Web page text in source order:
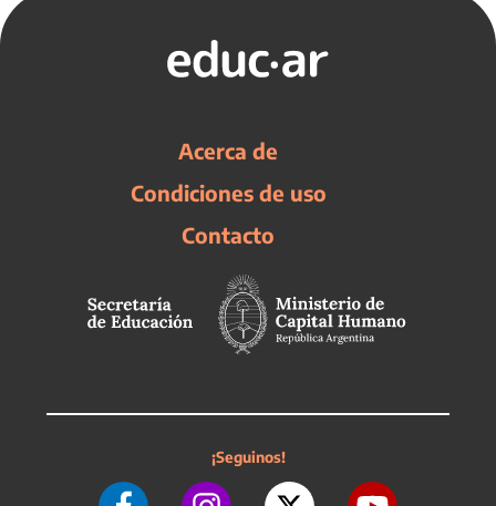
Acerca de
Condiciones de uso
Contacto
¡Seguinos!